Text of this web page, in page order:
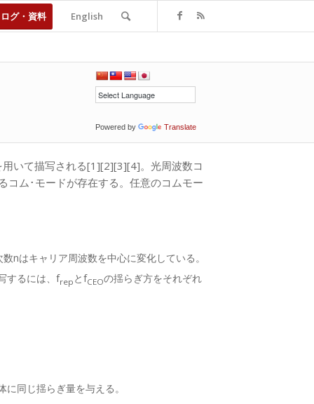
グ・資料 English
Powered by Translate
いて描写される[1][2][3][4]。光周波数コ
ム･モードが存在する。任意のコムモー
数nはキャリア周波数を中心に変化している。
するには、frep とfCEOの揺らぎ方をそれぞれ
に同じ揺らぎ量を与える。